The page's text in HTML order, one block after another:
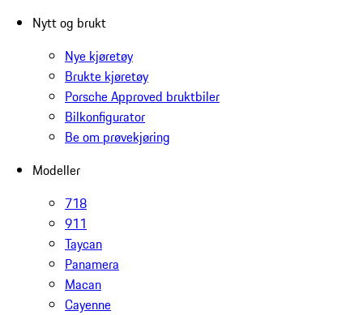
Nytt og brukt
Nye kjøretøy
Brukte kjøretøy
Porsche Approved bruktbiler
Bilkonfigurator
Be om prøvekjøring
Modeller
718
911
Taycan
Panamera
Macan
Cayenne